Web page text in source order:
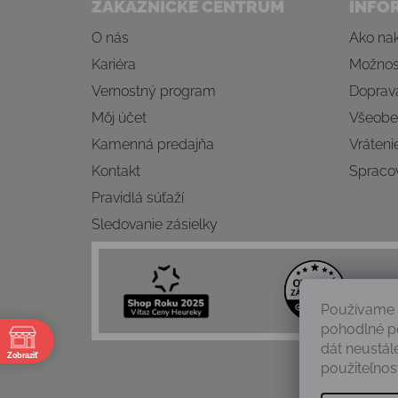
pohodlné
dát
ZÁKAZNÍCKE CENTRUM
O nás
Kariéra
Vernostný program
Môj účet
Kamenná predajňa
Kontakt
Pravidlá súťaží
Sledovanie zásielky
Ako
Zobraziť